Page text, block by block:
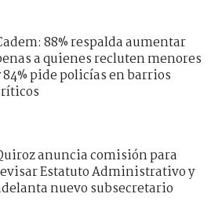
88% respalda aumentar
a quienes recluten menores
84% pide policías en barrios
anuncia comisión para
Estatuto Administrativo y
nuevo subsecretario